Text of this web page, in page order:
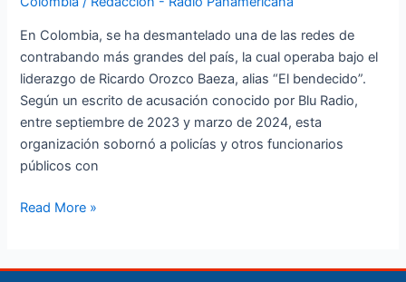
En Colombia, se ha desmantelado una de las redes de
contrabando más grandes del país, la cual operaba bajo el
liderazgo de Ricardo Orozco Baeza, alias “El bendecido”.
Según un escrito de acusación conocido por Blu Radio,
entre septiembre de 2023 y marzo de 2024, esta
organización sobornó a policías y otros funcionarios
públicos con
Read More »